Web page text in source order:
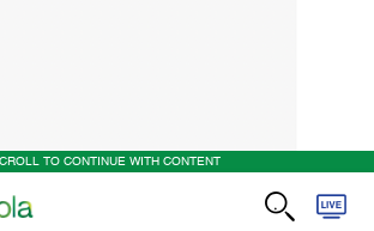
TO CONTINUE WITH CONTENT